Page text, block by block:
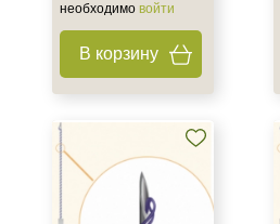
Результат
Лифтинг
Тонус
Объём
необходимо войти
В корзину